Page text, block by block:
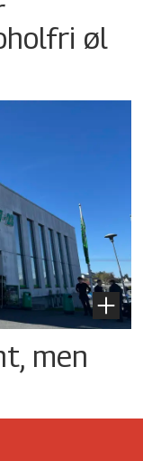
øl
men